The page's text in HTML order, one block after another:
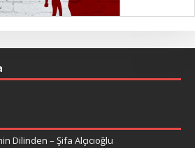
Dilinden – Şifa Alçıcıoğlu